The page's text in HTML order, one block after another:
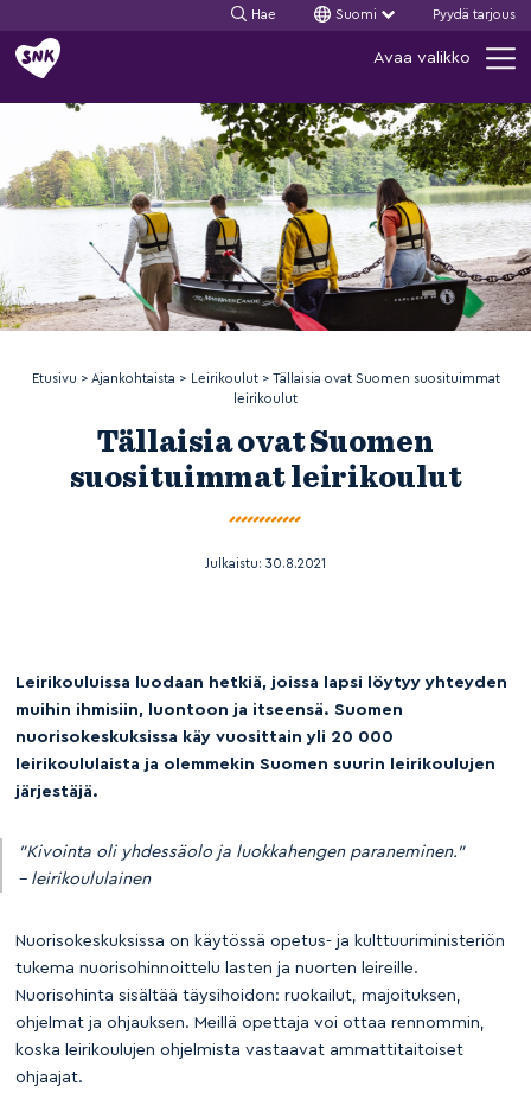
Siirry
sisältöön
Hae Suomi Pyydä tarjous
Avaa valikko
Etusivu > Ajankohtaista > Leirikoulut> Tällaisia ovat Suomen suosituimmat
leirikoulut
Tällaisia ovat Suomen
suosituimmat leirikoulut
Julkaistu: 30.8.2021
Leirikouluissa luodaan hetkiä, joissa lapsi löytyy yhteyden
muihin ihmisiin, luontoon ja itseensä. Suomen
nuorisokeskuksissa käy vuosittain yli 20 000
leirikoululaista ja olemmekin Suomen suurin leirikoulujen
järjestäjä.
”Kivointa oli yhdessäolo ja luokkahengen paraneminen.”
– leirikoululainen
Nuorisokeskuksissa on käytössä opetus- ja kulttuuriministeriön
tukema nuorisohinnoittelu lasten ja nuorten leireille.
Nuorisohinta sisältää täysihoidon: ruokailut, majoituksen,
ohjelmat ja ohjauksen. Meillä opettaja voi ottaa rennommin,
koska leirikoulujen ohjelmista vastaavat ammattitaitoiset
ohjaajat.